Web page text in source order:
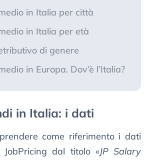
in Italia per città
in Italia per età
di genere
in Europa. Dov’è l’Italia?
in Italia: i dati
come riferimento i dati
JobPricing dal titolo «JP Salary